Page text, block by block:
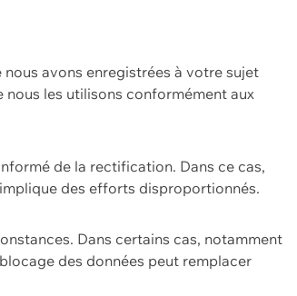
avons enregistrées à votre sujet
les utilisons conformément aux
de la rectification. Dans ce cas,
des efforts disproportionnés.
Dans certains cas, notamment
des données peut remplacer